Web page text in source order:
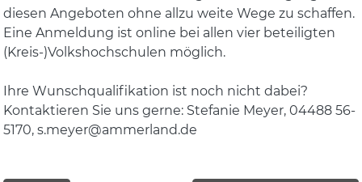
diesen Angeboten ohne allzu weite Wege zu schaffen.
Eine Anmeldung ist online bei allen vier beteiligten
(Kreis-)Volkshochschulen möglich.
Ihre Wunschqualifikation ist noch nicht dabei?
Kontaktieren Sie uns gerne: Stefanie Meyer, 04488 56-
5170, s.meyer@ammerland.de